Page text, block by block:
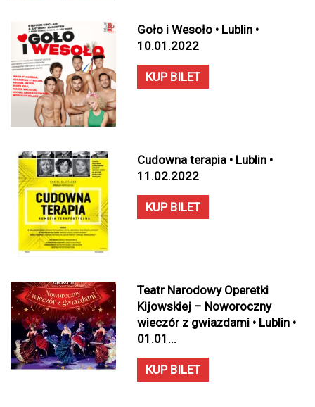
Goło i Wesoło • Lublin •
10.01.2022
KUP BILET
Cudowna terapia • Lublin •
11.02.2022
KUP BILET
Teatr Narodowy Operetki
Kijowskiej – Noworoczny
wieczór z gwiazdami • Lublin •
01.01...
KUP BILET